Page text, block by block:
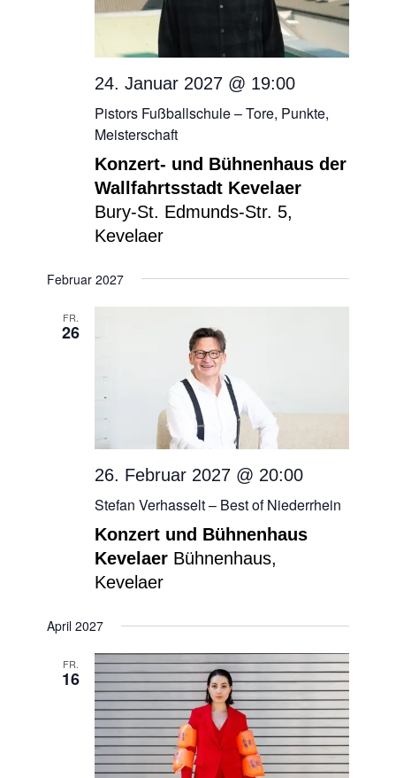
24. Januar 2027 @ 19:00
Pistors Fußballschule – Tore, Punkte,
Meisterschaft
Konzert- und Bühnenhaus der
Wallfahrtsstadt Kevelaer
Bury-St. Edmunds-Str. 5,
Kevelaer
Februar 2027
FR.
26
26. Februar 2027 @ 20:00
Stefan Verhasselt – Best of Niederrhein
Konzert und Bühnenhaus
Kevelaer Bühnenhaus,
Kevelaer
April 2027
FR.
16